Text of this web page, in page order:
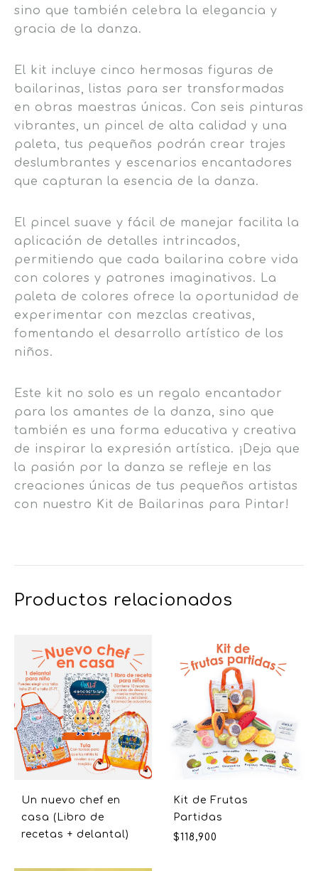
sino que también celebra la elegancia y
gracia de la danza.
El kit incluye cinco hermosas figuras de
bailarinas, listas para ser transformadas
en obras maestras únicas. Con seis pinturas
vibrantes, un pincel de alta calidad y una
paleta, tus pequeños podrán crear trajes
deslumbrantes y escenarios encantadores
que capturan la esencia de la danza.
El pincel suave y fácil de manejar facilita la
aplicación de detalles intrincados,
permitiendo que cada bailarina cobre vida
con colores y patrones imaginativos. La
paleta de colores ofrece la oportunidad de
experimentar con mezclas creativas,
fomentando el desarrollo artístico de los
niños.
Este kit no solo es un regalo encantador
para los amantes de la danza, sino que
también es una forma educativa y creativa
de inspirar la expresión artística. ¡Deja que
la pasión por la danza se refleje en las
creaciones únicas de tus pequeños artistas
con nuestro Kit de Bailarinas para Pintar!
Productos relacionados
Un nuevo chef en
casa (Libro de
recetas + delantal)
Kit de Frutas
Partidas
$118,900